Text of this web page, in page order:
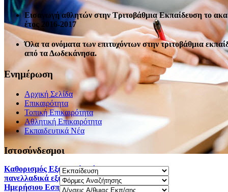
Καθορισμός Eξεταστέας ύλης 2025-2026 για τα
πανελλαδικά εξεταζόμενα μαθήματα Γ΄ τάξης
Ημερήσιου Εσπερινού ΓΕΛ.
Εισαγωγή αθλητών στην Τριτοβάθμια Εκπαίδευση το
έτος 2016-2017
Όλα τα ονόματα των επιτυχόντων στην τριτοβάθμια
από τα Δωδεκάνησα.
Ενημέρωση
Αρχική Σελίδα
Επικαιρότητα
Τοπική Επικαιρότητα
Αθλητική Επικαιρότητα
Eκπαιδευτικά Νέα
Ιστοσύνδεσμοι